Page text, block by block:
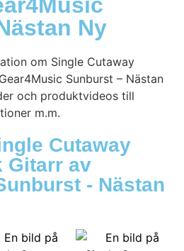
Ny
om Single Cutaway
Sunburst – Nästan
och produktvideos till
m.m.
Cutaway
Gitarr av
- Nästan